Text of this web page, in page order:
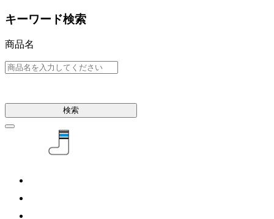
キーワード検索
商品名
検索